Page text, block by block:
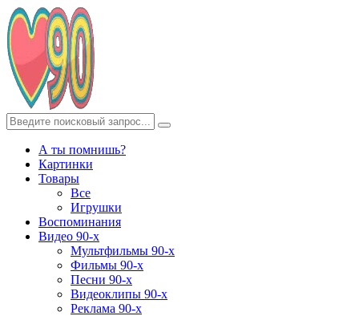
А ты помнишь?
Картинки
Товары
Все
Игрушки
Воспоминания
Видео 90-х
Мультфильмы 90-х
Фильмы 90-х
Песни 90-х
Видеоклипы 90-х
Реклама 90-х